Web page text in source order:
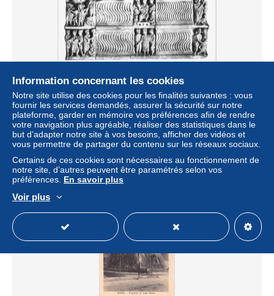
AJYP9-0766-ITALIE - ROMA - CATACOMBE DI S
SEBASTIANO - Sarcofago detto del caro albani
± 4,05 $US
Statut Professionnel
Information concernant les cookies
Notre site utilise des cookies pour les finalités suivantes : vous
fournir les services demandés, assurer la sécurité sur notre
plateforme, garder en mémoire vos préférences afin de rendre
votre navigation plus agréable, réaliser des statistiques dans le
but d’adapter notre site à vos besoins, afficher des vidéos et
vous permettre de partager du contenu sur les réseaux sociaux.
Certains de ces cookies sont nécessaires au fonctionnement de
notre site, d’autres peuvent être paramétrés selon vos
préférences. En savoir plus
Voir plus